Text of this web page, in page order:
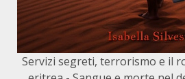
Servizi segreti, terrorismo e il